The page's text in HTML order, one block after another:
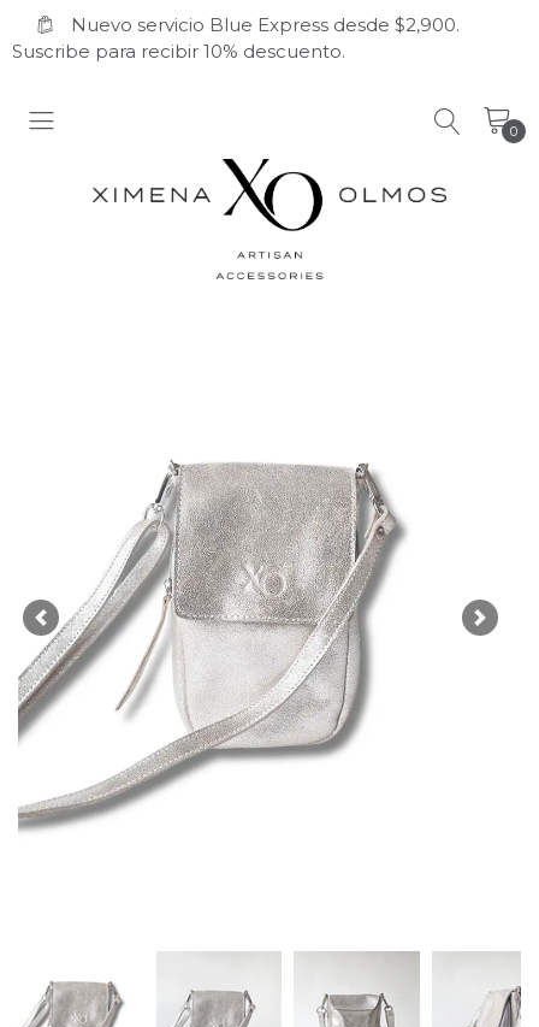
Nuevo servicio Blue Express desde $2,900.
Suscribe para recibir 10% descuento.
0
Previous Next